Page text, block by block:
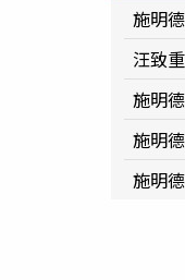
施明
汪致
施明
施明
施明